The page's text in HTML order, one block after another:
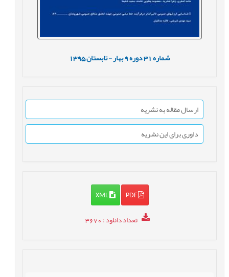
شماره31 دوره9 بهار - تابستان1395
ارسال مقاله به نشریه
داوری برای این نشریه
PDF
XML
تعداد دانلود: 3670